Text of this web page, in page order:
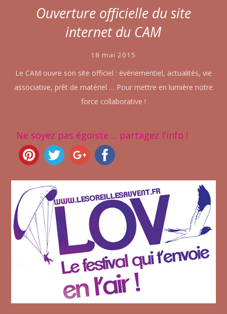
Ouverture officielle du site
internet du CAM
18 mai 2015
Le CAM ouvre son site officiel : événementiel, actualités, vie
associative, prêt de matériel … Pour mettre en lumière notre
force collaborative !
Ne soyez pas égoïste ... partagez l'info !